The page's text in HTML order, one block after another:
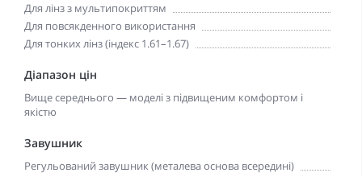
Для лінз з мультипокриттям
Для повсякденного використання
Для тонких лінз (індекс 1.61–1.67)
Діапазон цін
Вище середнього — моделі з підвищеним комфортом і
якістю
Завушник
Регульований завушник (металева основа всередині)